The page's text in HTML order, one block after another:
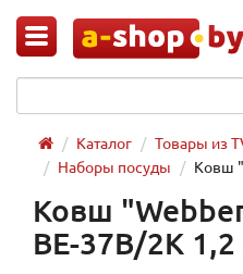
Каталог Товары из
Наборы посуды
Ковш
Ковш
ВЕ-37В/2К 1,2